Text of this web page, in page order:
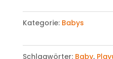
Kategorie: Babys
Schlagwörter: Baby,